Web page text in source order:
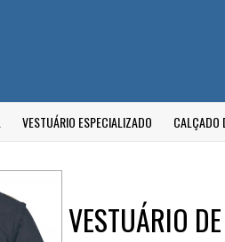
VESTUÁRIO ESPECIALIZADO CALÇADO
VESTUÁRIO